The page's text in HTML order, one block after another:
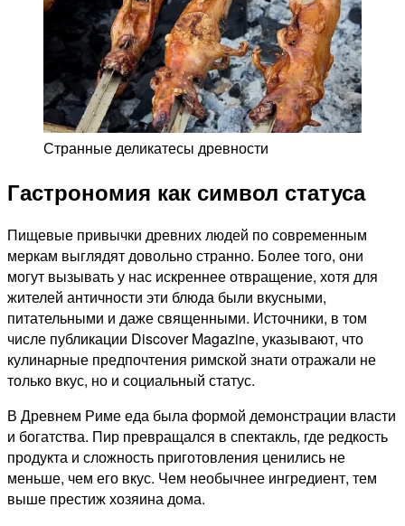
Странные деликатесы древности
Гастрономия как символ статуса
Пищевые привычки древних людей по современным
меркам выглядят довольно странно. Более того, они
могут вызывать у нас искреннее отвращение, хотя для
жителей античности эти блюда были вкусными,
питательными и даже священными. Источники, в том
числе публикации Discover Magazine, указывают, что
кулинарные предпочтения римской знати отражали не
только вкус, но и социальный статус.
В Древнем Риме еда была формой демонстрации власти
и богатства. Пир превращался в спектакль, где редкость
продукта и сложность приготовления ценились не
меньше, чем его вкус. Чем необычнее ингредиент, тем
выше престиж хозяина дома.